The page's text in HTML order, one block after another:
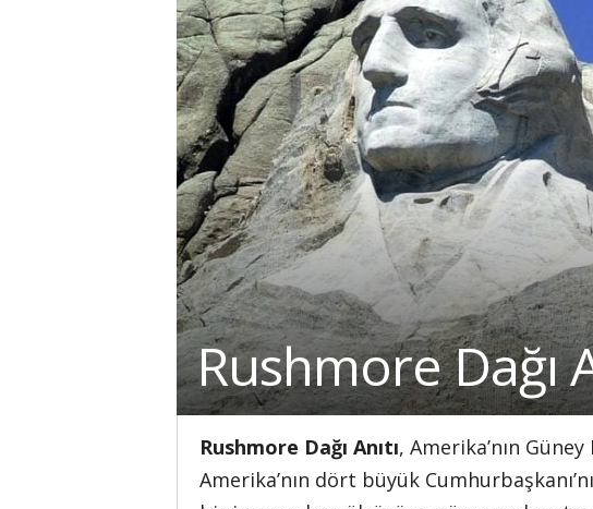
Rushmore Dağı
Rushmore Dağı Anıtı, Amerika’nın
Amerika’nın dört büyük